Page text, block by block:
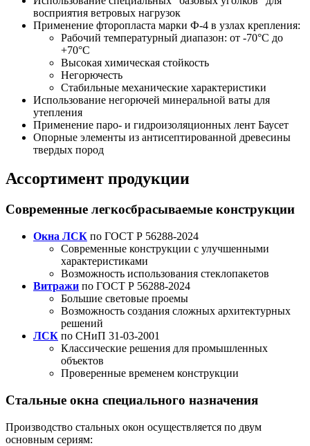
восприятия ветровых нагрузок
Применение фторопласта марки Ф-4 в узлах крепления:
Рабочий температурный диапазон: от -70°C до
+70°C
Высокая химическая стойкость
Негорючесть
Стабильные механические характеристики
Использование негорючей минеральной ваты для
утепления
Применение паро- и гидроизоляционных лент Баусет
Опорные элементы из антисептированной древесины
твердых пород
Ассортимент продукции
Современные легкосбрасываемые конструкции
Окна ЛСК по ГОСТ Р 56288-2024
Современные конструкции с улучшенными
характеристиками
Возможность использования стеклопакетов
Витражи по ГОСТ Р 56288-2024
Большие световые проемы
Возможность создания сложных архитектурных
решений
ЛСК по СНиП 31-03-2001
Классические решения для промышленных
объектов
Проверенные временем конструкции
Стальные окна специального назначения
Производство стальных окон осуществляется по двум
основным сериям: